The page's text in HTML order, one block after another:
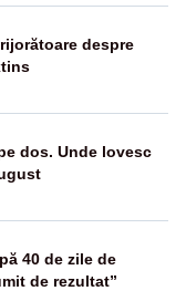
despre
dos. Unde lovesc
40 de zile de
de rezultat”